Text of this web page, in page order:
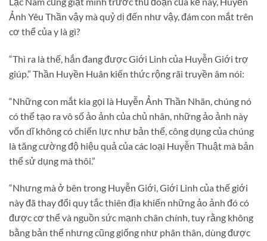
Ảnh Yêu Thần vậy mà quỷ dị đến như vậy, đám con mắt trên
cơ thể của y là gì?
“Thì ra là thế, hắn đang được Giới Linh của Huyễn Giới trợ
giúp.” Thần Huyền Huân kiến thức rộng rãi truyền âm nói:
“Những con mắt kia gọi là Huyễn Ảnh Thần Nhãn, chúng nó
có thể tạo ra vô số ảo ảnh của chủ nhân, những ảo ảnh này
vốn dĩ không có chiến lực như bản thể, công dụng của chúng
là tăng cường độ hiệu quả của các loại Huyễn Thuật mà bản
thể sử dụng mà thôi.”
“Nhưng mà ở bên trong Huyễn Giới, Giới Linh của thế giới
này đã thay đổi quy tắc thiên địa khiến những ảo ảnh đó có
được cơ thể và nguồn sức mạnh chân chính, tuy rằng không
bằng bản thể nhưng cũng giống như phân thân, dùng được